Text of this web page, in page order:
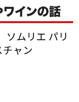
ムリエ パリ
ャン